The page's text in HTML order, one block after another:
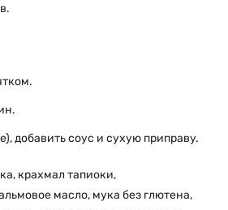
добавить соус и сухую приправу.
крахмал тапиоки,
масло, мука без глютена,